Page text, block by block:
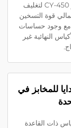
لتصنيع أكياس الورق ذات الغلق الأوسط طراز CY-450 لتغليف
قوة التسخين
الكهرباء الشهرية بنسبة ٦٣٪، مع وجود حساسات
النهائية غير
للمخابز في
الأكياس ذات القاعدة